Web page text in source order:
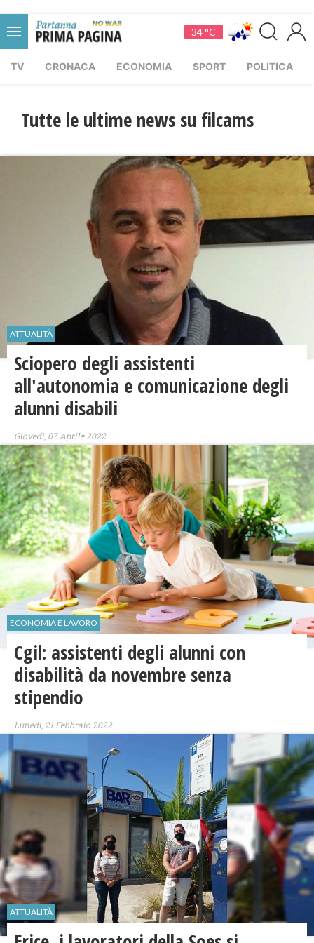
34 °C
TV CRONACA ECONOMIA SPORT POLITICA
Tutte le ultime news su filcams
ATTUALITÀ
Sciopero degli assistenti
all'autonomia e comunicazione degli
alunni disabili
Giovedì, 07 Aprile 2022
ECONOMIA E LAVORO
Cgil: assistenti degli alunni con
disabilità da novembre senza
stipendio
Lunedì, 21 Febbraio 2022
ATTUALITÀ